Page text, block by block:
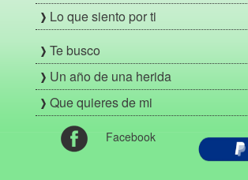
Lo que siento por ti
Te busco
Un año de una herida
Que quieres de mi
Facebook